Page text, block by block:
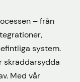
– från
system.
skräddarsydda
Med vår